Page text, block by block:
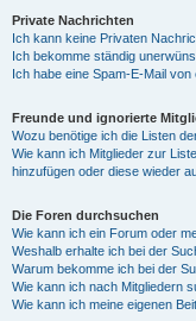
Private Nachrichten
Ich kann keine Privaten
Ich bekomme ständig
Ich habe eine Spam-E-Mail
Freunde und ignorierte
Wozu benötige ich die Listen
Wie kann ich Mitglieder zur
hinzufügen oder diese wieder
Die Foren durchsuchen
Wie kann ich ein Forum oder
Weshalb erhalte ich bei der
Warum bekomme ich bei der
Wie kann ich nach Mitgliedern
Wie kann ich meine eigenen